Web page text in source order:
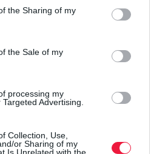
usage behaviour. You may click to
Google and its third-party tags to
specified purposes in below Google
the Sharing of my
the Sale of my
processing my
Advertising.
Collection, Use,
or Sharing of my
lombtrágyákkal.
történő permetezésre van szükség,
károkozást.
kihelyezése.
Ez azért is nagyon
hét alatt akár a termés 30 százalékával